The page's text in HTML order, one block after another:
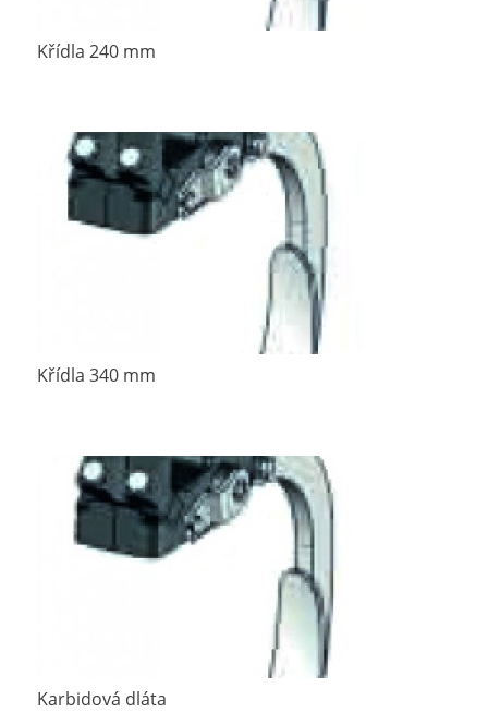
Křídla 240 mm
Křídla 340 mm
Karbidová dláta